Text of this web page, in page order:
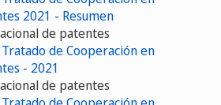
2021 - Resumen
de patentes
de Cooperación en
- 2021
de patentes